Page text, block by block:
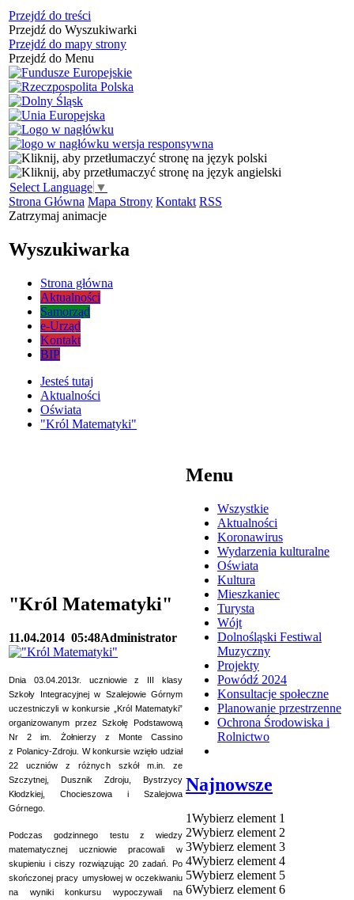
Przejdź do treści
Przejdź do Wyszukiwarki
Przejdź do mapy strony
Przejdź do Menu
Select Language ▼
Strona Główna Mapa Strony Kontakt RSS
Zatrzymaj animacje
Wyszukiwarka
Strona główna
Aktualności
Samorząd
e-Urząd
Kontakt
BIP
Jesteś tutaj
Aktualności
Oświata
"Król Matematyki"
"Król Matematyki"
11.04.2014 05:48Administrator
Dnia 03.04.2013r. uczniowie z III klasy
Szkoły Integracyjnej w Szalejowie Górnym
uczestniczyli w konkursie „Król Matematyki”
organizowanym przez Szkołę Podstawową
Nr 2im. Żołnierzy z Monte Cassino
z Polanicy-Zdroju. W konkursie wzięło udział
22 uczniów z różnych szkół m.in. ze
Szczytnej, Dusznik Zdroju, Bystrzycy
Kłodzkiej, Chocieszowa i Szalejowa
Górnego.
Podczas godzinnego testu z wiedzy
matematycznej uczniowie pracowali w
skupieniu i ciszy rozwiązując 20 zadań. Po
skończonej pracy umysłowej w oczekiwaniu
na wyniki konkursu wypoczywali na
Menu
Wszystkie
Aktualności
Koronawirus
Wydarzenia kulturalne
Oświata
Kultura
Mieszkaniec
Turysta
Wójt
Dolnośląski Festiwal
Muzyczny
Projekty
Powódź 2024
Konsultacje społeczne
Planowanie przestrzenne
Ochrona Środowiska i
Rolnictwo
Najnowsze
1Wybierz element 1
2Wybierz element 2
3Wybierz element 3
4Wybierz element 4
5Wybierz element 5
6Wybierz element 6